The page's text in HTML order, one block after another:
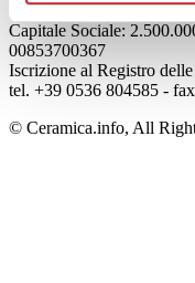
Viale Monte Santo, 40 -
Capitale Sociale:
00853700367
Iscrizione al Registro
tel. +39 0536 804585 -
© Ceramica.info, All